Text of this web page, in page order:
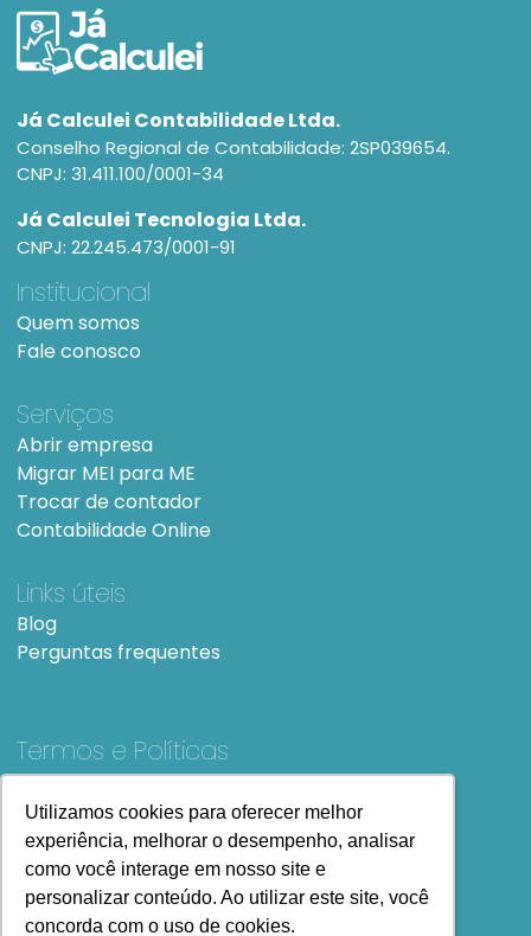
Utilizamos cookies para oferecer melhor
experiência, melhorar o desempenho, analisar
como você interage em nosso site e
personalizar conteúdo. Ao utilizar este site, você
concorda com o uso de cookies.
Utilizamos cookies para oferecer melhor
experiência, melhorar o desempenho, analisar
como você interage em nosso site e
personalizar conteúdo. Ao utilizar este site, você
concorda com o uso de cookies.
Já Calculei Contabilidade Ltda.
Conselho Regional de Contabilidade: 2SP039654.
CNPJ: 31.411.100/0001-34
Já Calculei Tecnologia Ltda.
CNPJ: 22.245.473/0001-91
Institucional
Quem somos
Fale conosco
Serviços
Abrir empresa
Migrar MEI para ME
Trocar de contador
Contabilidade Online
Links úteis
Blog
Perguntas frequentes
Termos e Políticas
Termos e condições de UsoSiteMap